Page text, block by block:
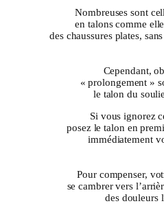
Nombreuses sont
en talons comme
des chaussures plates,
Cependant,
« prolongement »
le talon du
Si vous ignorez
posez le talon en
immédiatement
Pour compenser,
se cambrer vers
des douleurs